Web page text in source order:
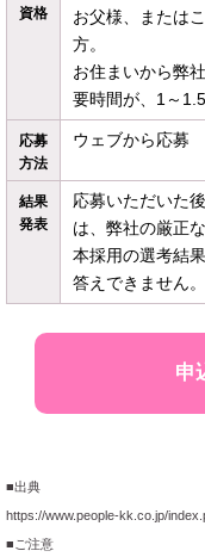
資格
お父様、または
方。
お住まいから弊
要時間が、1～
応募
方法
ウェブから応募
結果
発表
応募いただいた
は、弊社の厳正
本採用の選考結
答えできません。
申
■出典
https://www.people-kk.co.jp/
■ご注意